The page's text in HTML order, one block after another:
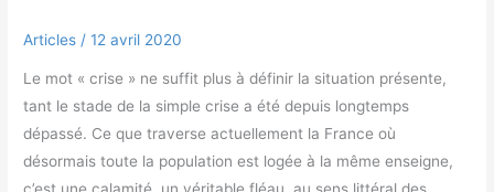
Articles /12 avril 2020
Le mot « crise » ne suffit plus à définir la situation présente,
tant le stade de la simple crise a été depuis longtemps
dépassé. Ce que traverse actuellement la France où
désormais toute la population est logée à la même enseigne,